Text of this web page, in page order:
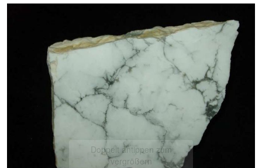
Doppelt antippen zum
vergrößern